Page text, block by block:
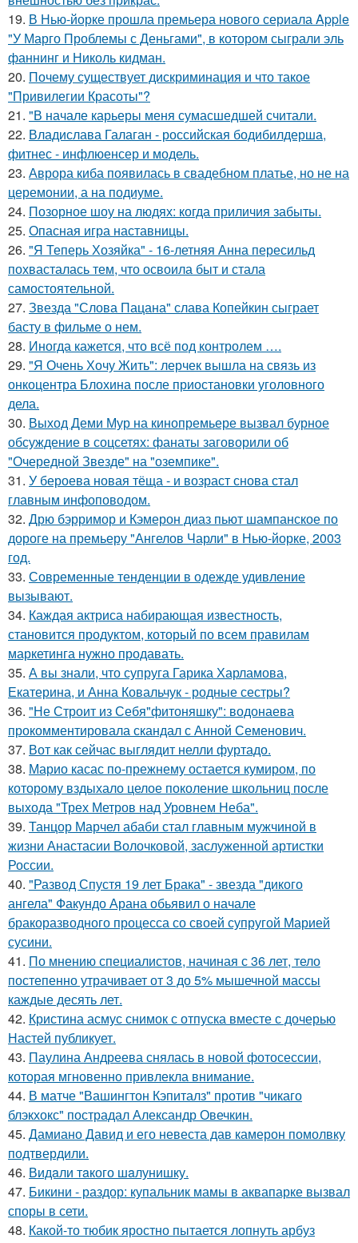
19. В Нью-йорке прошла премьера нового сериала Apple
"У Марго Проблемы с Деньгами", в котором сыграли эль
фаннинг и Николь кидман.
20. Почему существует дискриминация и что такое
"Привилегии Красоты"?
21. "В начале карьеры меня сумасшедшей считали.
22. Владислава Галаган - российская бодибилдерша,
фитнес - инфлюенсер и модель.
23. Аврора киба появилась в свадебном платье, но не на
церемонии, а на подиуме.
24. Позорное шоу на людях: когда приличия забыты.
25. Опасная игра наставницы.
26. "Я Теперь Хозяйка" - 16-летняя Анна пересильд
похвасталась тем, что освоила быт и стала
самостоятельной.
27. Звезда "Слова Пацана" слава Копейкин сыграет
басту в фильме о нем.
28. Иногда кажется, что всё под контролем ….
29. "Я Очень Хочу Жить": лерчек вышла на связь из
онкоцентра Блохина после приостановки уголовного
дела.
30. Выход Деми Мур на кинопремьере вызвал бурное
обсуждение в соцсетях: фанаты заговорили об
"Очередной Звезде" на "оземпике".
31. У бероева новая тёща - и возраст снова стал
главным инфоповодом.
32. Дрю бэрримор и Кэмерон диаз пьют шампанское по
дороге на премьеру "Ангелов Чарли" в Нью-йорке, 2003
год.
33. Современные тенденции в одежде удивление
вызывают.
34. Каждая актриса набирающая известность,
становится продуктом, который по всем правилам
маркетинга нужно продавать.
35. А вы знали, что супруга Гарика Харламова,
Екатерина, и Анна Ковальчук - родные сестры?
36. "Не Строит из Себя"фитоняшку": водонаева
прокомментировала скандал с Анной Семенович.
37. Вот как сейчас выглядит нелли фуртадо.
38. Марио касас по-прежнему остается кумиром, по
которому вздыхало целое поколение школьниц после
выхода "Трех Метров над Уровнем Неба".
39. Танцор Марчел абаби стал главным мужчиной в
жизни Анастасии Волочковой, заслуженной артистки
России.
40. "Развод Спустя 19 лет Брака" - звезда "дикого
ангела" Факундо Арана обьявил о начале
бракоразводного процесса со своей супругой Марией
сусини.
41. По мнению специалистов, начиная с 36 лет, тело
постепенно утрачивает от 3 до 5% мышечной массы
каждые десять лет.
42. Кристина асмус снимок с отпуска вместе с дочерью
Настей публикует.
43. Паулина Андреева снялась в новой фотосессии,
которая мгновенно привлекла внимание.
44. В матче "Вашингтон Кэпиталз" против "чикаго
блэкхокс" пострадал Александр Овечкин.
45. Дамиано Давид и его невеста дав камерон помолвку
подтвердили.
46. Видaли тaкого шaлунишку.
47. Бикини - раздор: купальник мамы в аквапарке вызвал
споры в сети.
48. Какой-то тюбик яростно пытается лопнуть арбуз